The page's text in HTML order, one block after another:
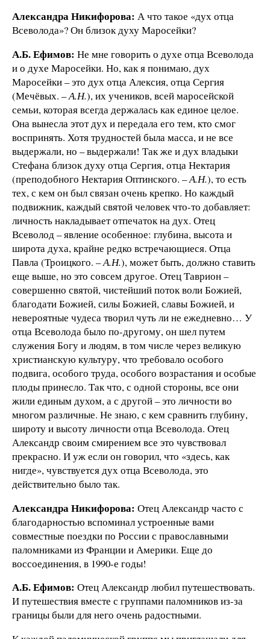
Александра Никифорова: А что такое «дух отца
Всеволода»? Он близок духу Маросейки?
А.Б. Ефимов: Не мне говорить о духе отца Всеволода
и о духе Маросейки. Но, как я понимаю, дух
Маросейки – это дух отца Алексия, отца Сергия
(Мечёвых. –А.Н.), их учеников, всей маросейской
семьи, которая всегда держалась как единое целое.
Она вынесла этот дух и передала его тем, кто смог
воспринять. Хотя трудностей была масса, и не все
выдержали, но – выдержали! Так же и дух владыки
Стефана близок духу отца Сергия, отца Нектария
(преподобного Нектария Оптинского. –А.Н.), то есть
тех, с кем он был связан очень крепко. Но каждый
подвижник, каждый святой человек что-то добавляет:
личность накладывает отпечаток на дух. Отец
Всеволод – явление особенное: глубина, высота и
широта духа, крайне редко встречающиеся. Отца
Павла (Троицкого. –А.Н.), может быть, должно ставить
еще выше, но это совсем другое. Отец Таврион –
совершенно святой, чистейший поток воли Божией,
благодати Божией, силы Божией, славы Божией, и
невероятные чудеса творил чуть ли не ежедневно… У
отца Всеволода было по-другому, он шел путем
служения Богу и людям, в том числе через великую
христианскую культуру, что требовало особого
подвига, особого труда, особого возрастания и особые
плоды принесло. Так что, с одной стороны, все они
жили единым духом, а с другой – это личности во
многом различные. Не знаю, с кем сравнить глубину,
широту и высоту личности отца Всеволода. Отец
Александр своим смирением все это чувствовал
прекрасно. И уж если он говорил, что «здесь, как
нигде», чувствуется дух отца Всеволода, это
действительно было так.
Александра Никифорова: Отец Александр часто с
благодарностью вспоминал устроенные вами
совместные поездки по России с православными
паломниками из Франции и Америки. Еще до
воссоединения, в 1990-е годы!
А.Б. Ефимов: Отец Александр любил путешествовать.
И путешествия вместе с группами паломников из-за
границы были для него очень радостными.